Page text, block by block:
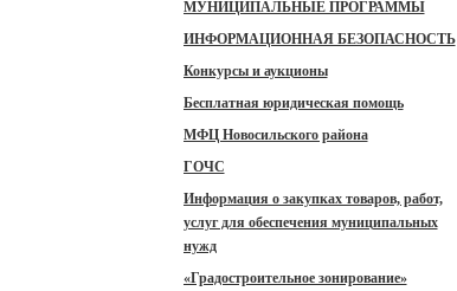
МУНИЦИПАЛЬНЫЕ ПРОГРАММЫ
ИНФОРМАЦИОННАЯ БЕЗОПАСНОСТЬ
Конкурсы и аукционы
Бесплатная юридическая помощь
МФЦ Новосильского района
ГОЧС
Информация о закупках товаров, работ,
услуг для обеспечения муниципальных
нужд
«Градостроительное зонирование»